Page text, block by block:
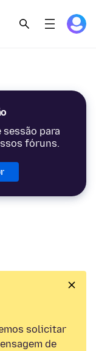
para
fóruns.
solicitar
de